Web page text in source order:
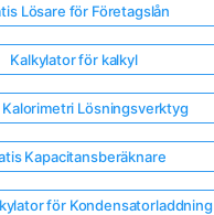
Lösare för Företagslån
Kalkylator för kalkyl
Kalorimetri Lösningsverktyg
Kapacitansberäknare
för Kondensatorladdning